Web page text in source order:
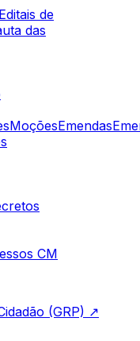
Editais de
das
MoçõesEmendas
CM
(GRP) ↗